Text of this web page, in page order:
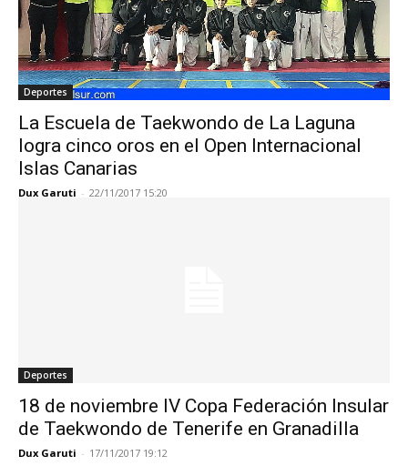
Deportes
La Escuela de Taekwondo de La Laguna
logra cinco oros en el Open Internacional
Islas Canarias
Dux Garuti - 22/11/2017 15:20
Deportes
18 de noviembre IV Copa Federación Insular
de Taekwondo de Tenerife en Granadilla
Dux Garuti - 17/11/2017 19:12